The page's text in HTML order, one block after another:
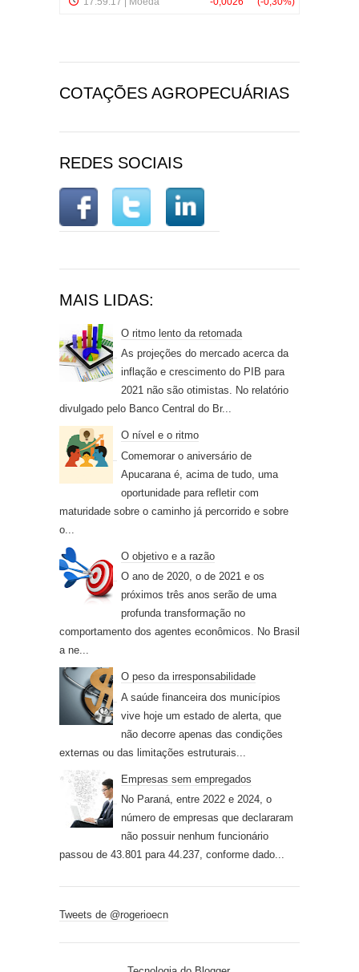
COTAÇÕES AGROPECUÁRIAS
REDES SOCIAIS
MAIS LIDAS:
O ritmo lento da retomada
As projeções do mercado acerca da
inflação e crescimento do PIB para
2021 não são otimistas. No relatório
divulgado pelo Banco Central do Br...
O nível e o ritmo
Comemorar o aniversário de
Apucarana é, acima de tudo, uma
oportunidade para refletir com
maturidade sobre o caminho já percorrido e sobre
o...
O objetivo e a razão
O ano de 2020, o de 2021 e os
próximos três anos serão de uma
profunda transformação no
comportamento dos agentes econômicos. No Brasil
a ne...
O peso da irresponsabilidade
A saúde financeira dos municípios
vive hoje um estado de alerta, que
não decorre apenas das condições
externas ou das limitações estruturais...
Empresas sem empregados
No Paraná, entre 2022 e 2024, o
número de empresas que declararam
não possuir nenhum funcionário
passou de 43.801 para 44.237, conforme dado...
Tweets de @rogerioecn